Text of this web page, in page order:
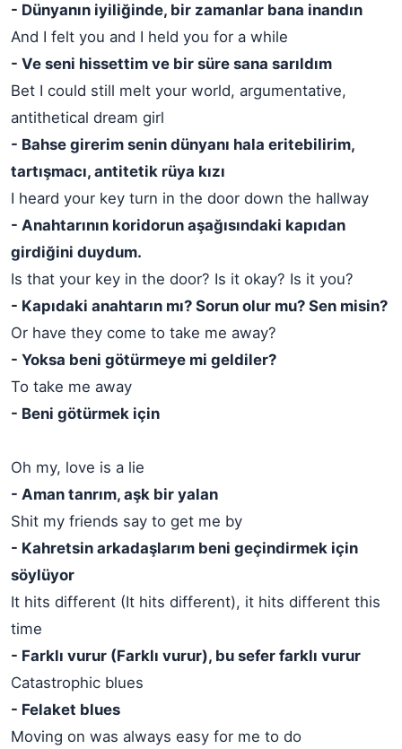
- Dünyanın iyiliğinde, bir zamanlar bana inandın
And I felt you and I held you for a while
- Ve seni hissettim ve bir süre sana sarıldım
Bet I could still melt your world, argumentative,
antithetical dream girl
- Bahse girerim senin dünyanı hala eritebilirim,
tartışmacı, antitetik rüya kızı
I heard your key turn in the door down the hallway
- Anahtarının koridorun aşağısındaki kapıdan
girdiğini duydum.
Is that your key in the door? Is it okay? Is it you?
- Kapıdaki anahtarın mı? Sorun olur mu? Sen misin?
Or have they come to take me away?
- Yoksa beni götürmeye mi geldiler?
To take me away
- Beni götürmek için
Oh my, love is a lie
- Aman tanrım, aşk bir yalan
Shit my friends say to get me by
- Kahretsin arkadaşlarım beni geçindirmek için
söylüyor
It hits different (It hits different), it hits different this
time
- Farklı vurur (Farklı vurur), bu sefer farklı vurur
Catastrophic blues
- Felaket blues
Moving on was always easy for me to do